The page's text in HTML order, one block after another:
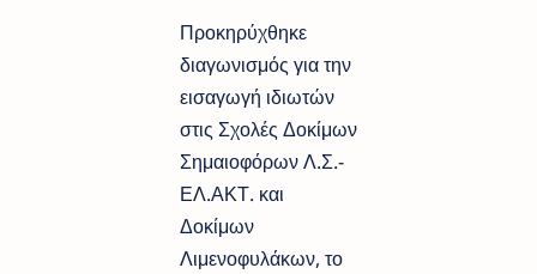
Προκηρύχθηκε
διαγωνισμός για την
εισαγωγή ιδιωτών
στις Σχολές Δοκίμων
Σημαιοφόρων Λ.Σ.-
ΕΛ.ΑΚΤ. και
Δοκίμων
Λιμενοφυλάκων, το